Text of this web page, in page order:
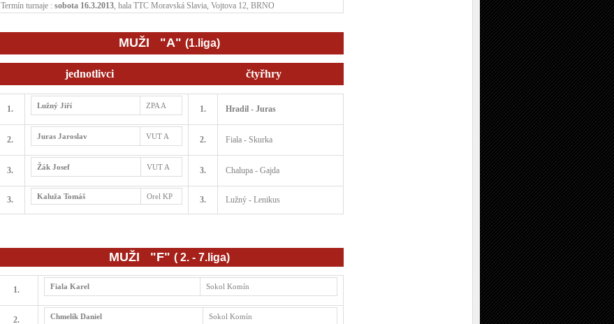
Termín turnaje : sobota 16.3.2013, hala TTC Moravská Slavia, Vojtova 12, BRNO
MUŽI "A" (1.liga)
jednotlivci čtyřhry
1. Lužný Jiří ZPA A 1. Hradil - Juras
2. Juras Jaroslav VUT A 2. Fiala - Skurka
3. Žák Josef VUT A 3. Chalupa - Gajda
3. Kaluža Tomáš Orel KP 3. Lužný - Lenikus
MUŽI "F" ( 2. - 7.liga)
1. Fiala Karel Sokol Komín
2. Chmelík Daniel Sokol Komín